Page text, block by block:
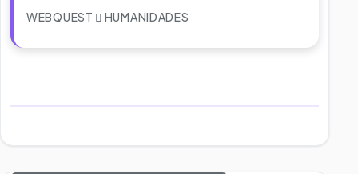
WEBQUEST HUMANIDADES